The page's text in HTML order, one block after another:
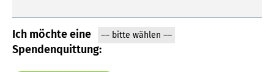
Ich möchte eine
Spendenquittung: